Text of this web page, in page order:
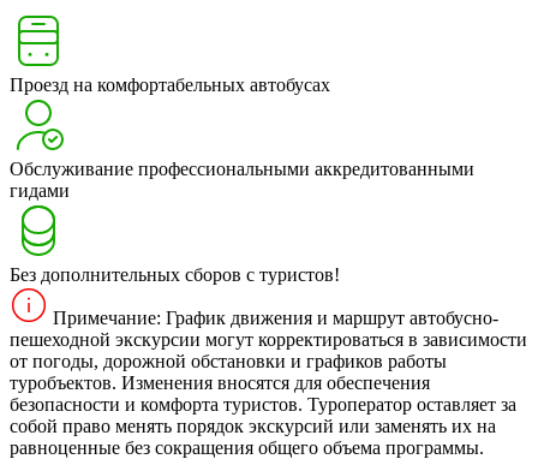
Проезд на комфортабельных автобусах
Обслуживание профессиональными аккредитованными
гидами
Без дополнительных сборов с туристов!
Примечание: График движения и маршрут автобусно-
пешеходной экскурсии могут корректироваться в зависимости
от погоды, дорожной обстановки и графиков работы
туробъектов. Изменения вносятся для обеспечения
безопасности и комфорта туристов. Туроператор оставляет за
собой право менять порядок экскурсий или заменять их на
равноценные без сокращения общего объема программы.